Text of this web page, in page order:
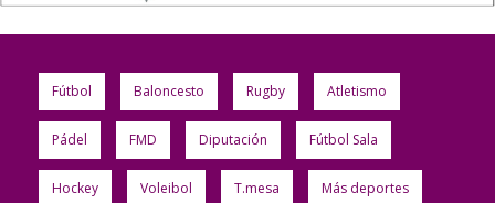
Fútbol Baloncesto Rugby Atletismo
Pádel FMD Diputación Fútbol Sala
Hockey Voleibol T.mesa Más deportes